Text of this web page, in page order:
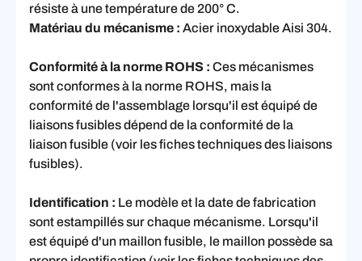
résiste à une température de 200° C.
Matériau du mécanisme : Acier inoxydable Aisi 304.
Conformité à la norme ROHS : Ces mécanismes
sont conformes à la norme ROHS, mais la
conformité de l'assemblage lorsqu'il est équipé de
liaisons fusibles dépend de la conformité de la
liaison fusible (voir les fiches techniques des liaisons
fusibles).
Identification : Le modèle et la date de fabrication
sont estampillés sur chaque mécanisme. Lorsqu'il
est équipé d'un maillon fusible, le maillon possède sa